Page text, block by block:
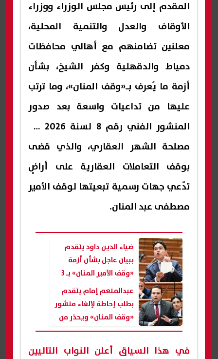
المقدم إلى رئيس مجلس الوزراء ووزراء
الأوقاف والعدل والتنمية المحلية،
معلنين تضامنهم مع أهالي محافظات
دمياط والدقهلية وكفر الشيخ، بشأن
أزمة ما يُعرف بـ«وقف المنان»، وما ترتب
عليها من تداعيات واسعة بعد صدور
المنشور الفني رقم 8 لسنة 2026 من
مصلحة الشهر العقاري، والذي قضى
بوقف التعاملات العقارية على أراضٍ
تدّعي جهات رسمية تبعيتها لوقف الأمير
مصطفى عبد المنان.
ضياء الدين داود يتقدم
ببيان عاجل بشأن أزمة
«وقف الأمير المنان» بـ 3
محافظات
عبدالمنعم إمام يتقدم
بطلب إحاطة لإلغاء منشور
«وقف المنان» ويحذر من
شلل عقاري
في هذا السياق أعلن النواب التاليين